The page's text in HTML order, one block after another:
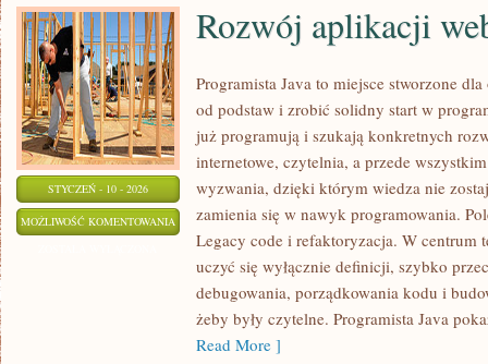
STYCZEŃ - 10 - 2026
MOŻLIWOŚĆ KOMENTOWANIA ROZWÓJ
APLIKACJI
WEBOWYCH
Rozwój aplikacji
Programista Java to miejsce stworzone
od podstaw i zrobić solidny start w
już programują i szukają konkretnych
internetowe, czytelnia, a przede
wyzwania, dzięki którym wiedza nie
zamienia się w nawyk programowania.
Legacy code i refaktoryzacja. W centrum
uczyć się wyłącznie definicji, szybko
debugowania, porządkowania kodu i
żeby były czytelne. Programista Java
Read More ]